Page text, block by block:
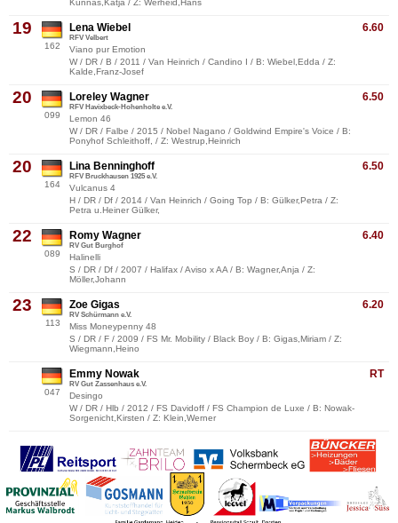
Kunnas,Katja / Z: Werheid,Hans
19
162
6.60
Lena Wiebel
RFV Velbert
Viano pur Emotion
W / DR / B / 2011 / Van Heinrich / Candino I / B: Wiebel,Edda / Z:
Kalde,Franz-Josef
20
099
6.50
Loreley Wagner
RFV Havixbeck-Hohenholte e.V.
Lemon 46
W / DR / Falbe / 2015 / Nobel Nagano / Goldwind Empire's Voice / B:
Ponyhof Schleithoff, / Z: Westrup,Heinrich
20
164
6.50
Lina Benninghoff
RFV Bruckhausen 1925 e.V.
Vulcanus 4
H / DR / Df / 2014 / Van Heinrich / Going Top / B: Gülker,Petra / Z:
Petra u.Heiner Gülker,
22
089
6.40
Romy Wagner
RV Gut Burghof
Halinelli
S / DR / Df / 2007 / Halifax / Aviso x AA / B: Wagner,Anja / Z:
Möller,Johann
23
113
6.20
Zoe Gigas
RV Schürmann e.V.
Miss Moneypenny 48
S / DR / F / 2009 / FS Mr. Mobility / Black Boy / B: Gigas,Miriam / Z:
Wiegmann,Heino
047
RT
Emmy Nowak
RV Gut Zassenhaus e.V.
Desingo
W / DR / Hlb / 2012 / FS Davidoff / FS Champion de Luxe / B: Nowak-
Sorgenicht,Kirsten / Z: Klein,Werner